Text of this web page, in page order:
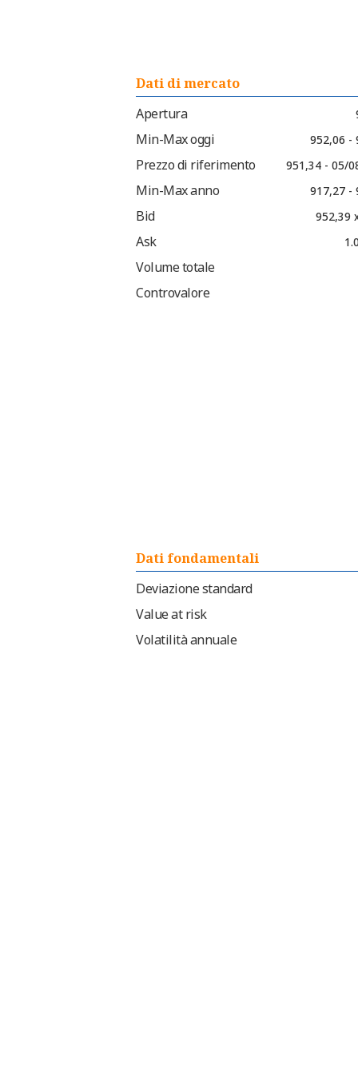
Dati di mercato
Apertura
Min-Max oggi 952,06 -
Prezzo di riferimento 951,34 - 05/
Min-Max anno 917,27 -
Bid 952,39
Ask
Volume totale
Controvalore
Dati fondamentali
Deviazione standard
Value at risk
Volatilità annuale